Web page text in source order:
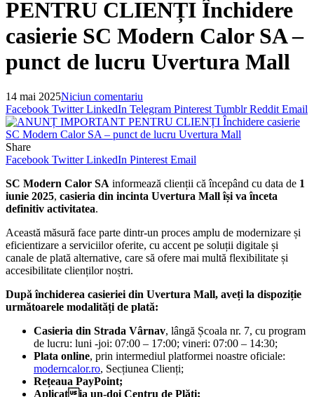
PENTRU CLIENȚI Închidere
casierie SC Modern Calor SA –
punct de lucru Uvertura Mall
14 mai 2025Niciun comentariu
Facebook Twitter LinkedIn Telegram Pinterest Tumblr Reddit Email
Share
Facebook Twitter LinkedIn Pinterest Email
SC Modern Calor SA informează clienții că începând cu data de 1
iunie 2025, casieria din incinta Uvertura Mall își va înceta
definitiv activitatea.
Această măsură face parte dintr-un proces amplu de modernizare și
eficientizare a serviciilor oferite, cu accent pe soluții digitale și
canale de plată alternative, care să ofere mai multă flexibilitate și
accesibilitate clienților noștri.
După închiderea casieriei din Uvertura Mall, aveți la dispoziție
următoarele modalități de plată:
Casieria din Strada Vârnav, lângă Școala nr. 7, cu program
de lucru: luni -joi: 07:00 – 17:00; vineri: 07:00 – 14:30;
Plata online, prin intermediul platformei noastre oficiale:
moderncalor.ro, Secțiunea Clienți;
Rețeaua PayPoint;
Aplicația un-doi Centru de Plăți;